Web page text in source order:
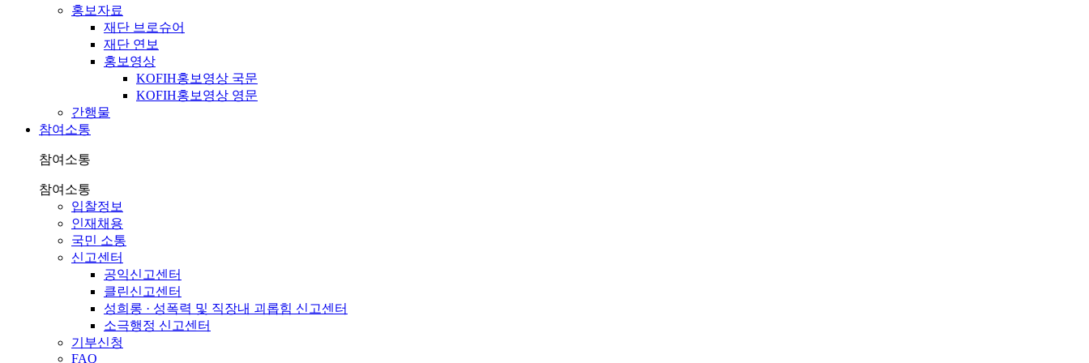
홍보자료
재단 브로슈어
재단 연보
홍보영상
KOFIH홍보영상 국문
KOFIH홍보영상 영문
간행물
참여소통
참여소통
참여소통
입찰정보
인재채용
국민 소통
신고센터
공익신고센터
클린신고센터
성희롱 · 성폭력 및 직장내 괴롭힘 신고센터
소극행정 신고센터
기부신청
FAQ